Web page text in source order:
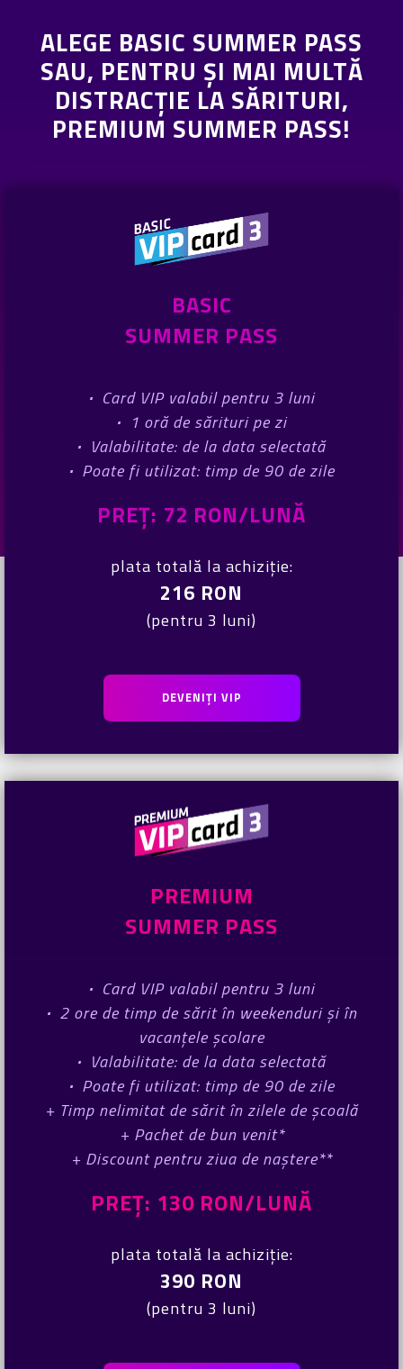
ALEGE BASIC SUMMER PASS
SAU, PENTRU ȘI MAI MULTĂ
DISTRACȚIE LA SĂRITURI,
PREMIUM SUMMER PASS!
BASIC
SUMMER PASS
· Card VIP valabil pentru 3 luni
· 1 oră de sărituri pe zi
· Valabilitate: de la data selectată
· Poate fi utilizat: timp de 90 de zile
PREȚ: 72 RON/LUNĂ
plata totală la achiziție:
216 RON
(pentru 3 luni)
DEVENIȚI VIP
PREMIUM
SUMMER PASS
· Card VIP valabil pentru 3 luni
· 2 ore de timp de sărit în weekenduri și în
vacanțele școlare
· Valabilitate: de la data selectată
· Poate fi utilizat: timp de 90 de zile
+ Timp nelimitat de sărit în zilele de școală
+ Pachet de bun venit*
+ Discount pentru ziua de naștere**
PREȚ: 130 RON/LUNĂ
plata totală la achiziție:
390 RON
(pentru 3 luni)